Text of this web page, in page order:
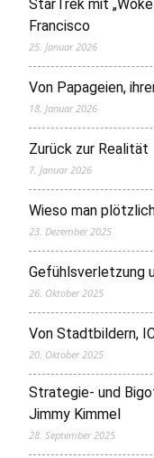
StarTrek mit
Francisco
25. Januar 2026
Von Papageien,
18. Januar 2026
Zurück zur Realität
7. Januar 2026
Wieso man
23. Dezember 2025
Gefühlsverletzung
26. Oktober 2025
Von Stadtbildern,
20. Oktober 2025
Strategie- und
Jimmy Kimmel
28. September 2025